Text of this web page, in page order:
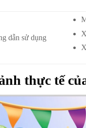
dẫn sử dụng
thực tế